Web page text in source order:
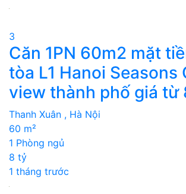
3
Căn 1PN 60m2 mặt
tòa L1 Hanoi Seasons
view thành phố giá từ
Thanh Xuân , Hà Nội
60 m²
1 Phòng ngủ
8 tỷ
1 tháng trước